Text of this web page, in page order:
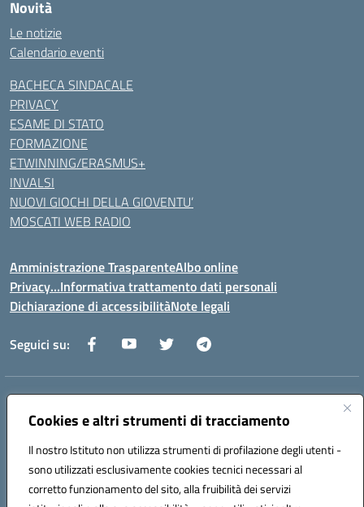
Cookies e altri strumenti di tracciamento
Il nostro Istituto non utilizza strumenti di profilazione degli utenti -
sono utilizzati esclusivamente cookies tecnici necessari al
corretto funzionamento del sito, alla fruibilità dei servizi
Novità
Le notizie
Calendario eventi
BACHECA SINDACALE
PRIVACY
ESAME DI STATO
FORMAZIONE
ETWINNING/ERASMUS+
INVALSI
NUOVI GIOCHI DELLA GIOVENTU’
MOSCATI WEB RADIO
Amministrazione TrasparenteAlbo online
Privacy…Informativa trattamento dati personali
Dichiarazione di accessibilitàNote legali
Seguici su:
Indirizzo:
Centralino:089 201032 Email:saic88800v@istruzione.it
Codice fiscale: 80028930651
Codice meccanografico:
saic88800v
Codice unico di fatturazione (CUF): UFLEGP